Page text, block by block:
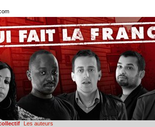
Les auteurs